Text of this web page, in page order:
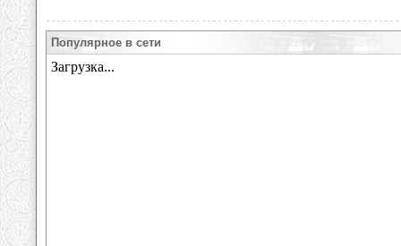
Популярное в сети